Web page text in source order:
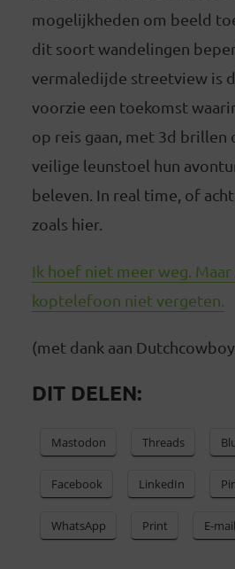
mogelijkheden om beeld
dit soort wandelingen
vermaledijde streetview is
voorzie een toekomst
op reis gaan, met 3d brillen
veilige leunstoel hun
beleven. In real time, of
zoals hier.
Ik hoef niet meer weg.
koptelefoon niet vergeten.
(met dank aan
DIT DELEN:
Mastodon Threads
Facebook LinkedIn
WhatsApp Print E-mail